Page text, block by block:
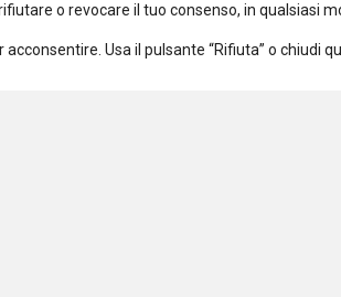
o revocare il tuo consenso, in qualsiasi
acconsentire. Usa il pulsante “Rifiuta” o chiudi